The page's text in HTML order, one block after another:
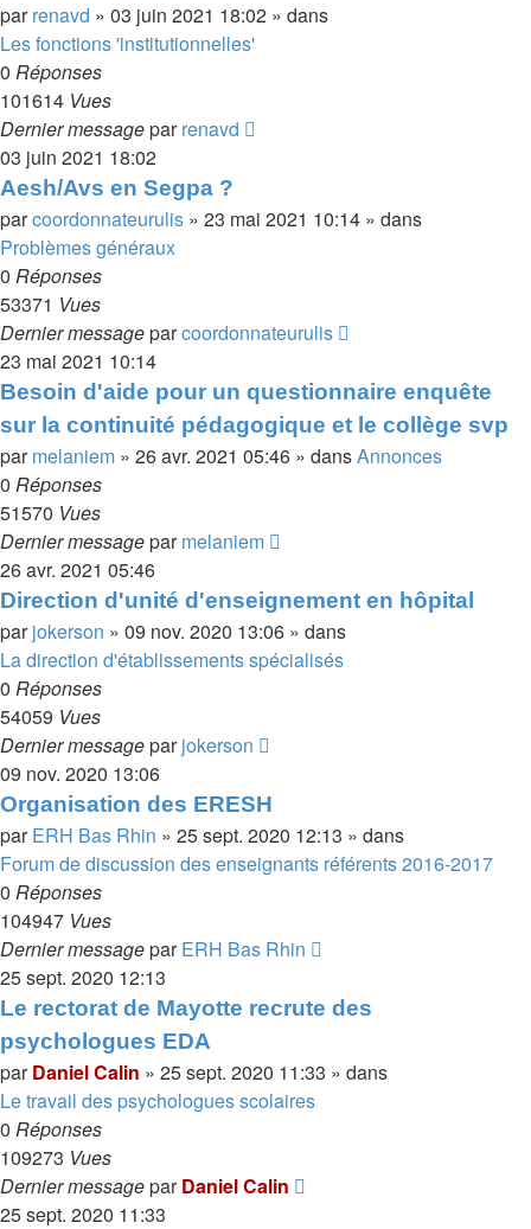
parrenavd » 03 juin 2021 18:02 » dans
Les fonctions 'institutionnelles'
0 Réponses
101614 Vues
Dernier messageparrenavd
03 juin 2021 18:02
Aesh/Avs en Segpa ?
parcoordonnateurulis » 23 mai 2021 10:14 » dans
Problèmes généraux
0 Réponses
53371 Vues
Dernier messageparcoordonnateurulis
23 mai 2021 10:14
Besoin d'aide pour un questionnaire enquête
sur la continuité pédagogique et le collège svp
parmelaniem » 26 avr. 2021 05:46 » dansAnnonces
0 Réponses
51570 Vues
Dernier messageparmelaniem
26 avr. 2021 05:46
Direction d'unité d'enseignement en hôpital
parjokerson » 09 nov. 2020 13:06 » dans
La direction d'établissements spécialisés
0 Réponses
54059 Vues
Dernier messageparjokerson
09 nov. 2020 13:06
Organisation des ERESH
parERH Bas Rhin » 25 sept. 2020 12:13 » dans
Forum de discussion des enseignants référents 2016-2017
0 Réponses
104947 Vues
Dernier messageparERH Bas Rhin
25 sept. 2020 12:13
Le rectorat de Mayotte recrute des
psychologues EDA
parDaniel Calin » 25 sept. 2020 11:33 » dans
Le travail des psychologues scolaires
0 Réponses
109273 Vues
Dernier messageparDaniel Calin
25 sept. 2020 11:33